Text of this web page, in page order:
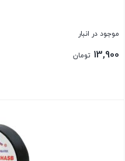
موجود در انبار
13,900 تومان